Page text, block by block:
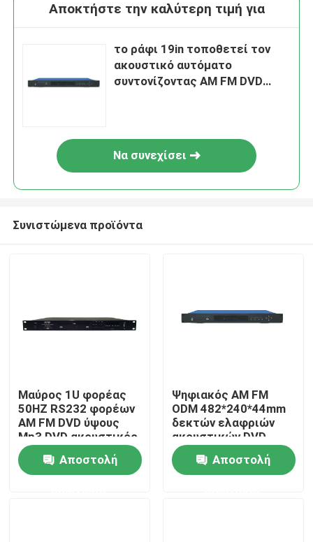
Σπίτι
Προϊόντα
Αποκτήστε την καλύτερη τιμή για
το ράφι 19in τοποθετεί τον
ακουστικό αυτόματο
συντονίζοντας AM FM DVD
Να συνεχίσει
Συνιστώμενα προϊόντα
Μαύρος 1U φορέας
50HZ RS232 φορέων
AM FM DVD ύψους
Mp3 DVD ακουστικός
Αποστολή
Ψηφιακός AM FM
ODM 482*240*44mm
δεκτών ελαφριών
ακουστικών DVD
φορέων
Αποστολή